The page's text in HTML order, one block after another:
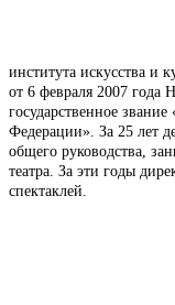
института искусства и
от 6 февраля 2007 года
государственное
Федерации». За 25 лет
общего руководства,
театра. За эти годы
спектаклей.